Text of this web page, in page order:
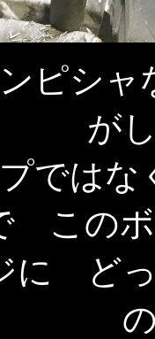
ピシ
が
では
この
に ど